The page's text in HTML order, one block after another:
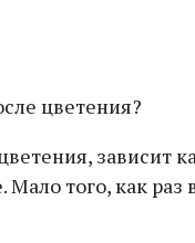
цветения?
зависит
того, как раз